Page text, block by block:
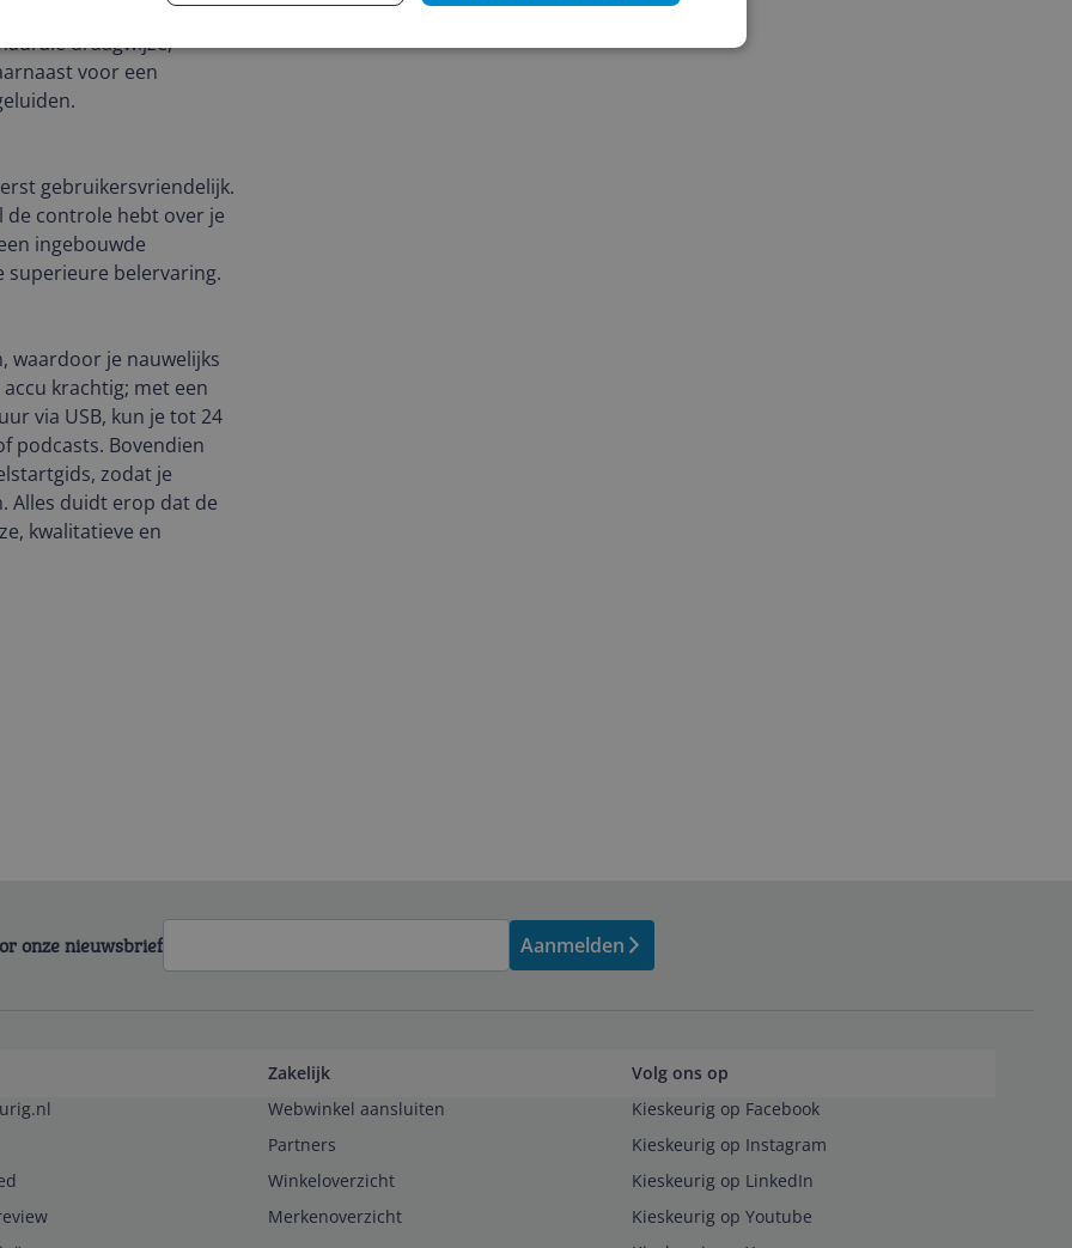
muziek en
draagwijze,
voor een
gebruikersvriendelijk.
de controle hebt over je
ingebouwde
belervaring.
waardoor je nauwelijks
krachtig; met een
via USB, kun je tot 24
podcasts. Bovendien
zodat je
Alles duidt erop dat de
kwalitatieve en
onze nieuwsbrief Aanmelden
Zakelijk
Webwinkel aansluiten
Partners
Winkeloverzicht
Merkenoverzicht
Volg ons op
Kieskeurig op Facebook
Kieskeurig op Instagram
Kieskeurig op LinkedIn
Kieskeurig op Youtube